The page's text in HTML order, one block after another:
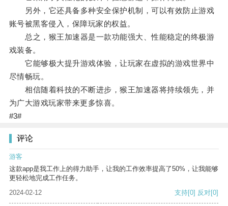
另外，它还具备多种安全保护机制，可以有效防止游戏
账号被黑客侵入，保障玩家的权益。
总之，猴王加速器是一款功能强大、性能稳定的终极游
戏装备。
它能够极大提升游戏体验，让玩家在虚拟的游戏世界中
尽情畅玩。
相信随着科技的不断进步，猴王加速器将持续领先，并
为广大游戏玩家带来更多惊喜。
#3#
评论
游客
这款app是我工作上的得力助手，让我的工作效率提高了50%，让我能够
更轻松地完成工作任务。
2024-02-12
支持[0] 反对[0]